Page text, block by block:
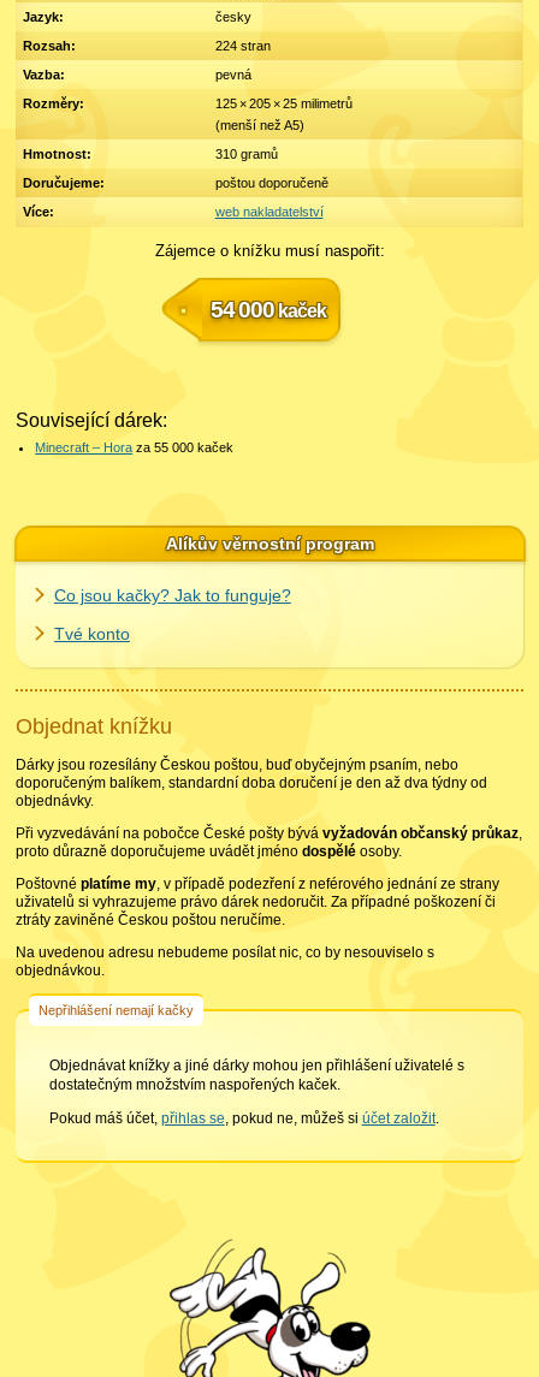
Jazyk:
česky
Rozsah:
224 stran
Vazba:
pevná
Rozměry:
125 × 205 × 25 milimetrů
(menší než A5)
Hmotnost:
310 gramů
Doručujeme:
poštou doporučeně
Více:
web nakladatelství
Zájemce o knížku musí naspořit:
54 000kaček
Související dárek:
Minecraft – Hora za 55 000 kaček
Alíkův věrnostní program
Co jsou kačky? Jak to funguje?
Tvé konto
Objednat knížku
Dárky jsou rozesílány Českou poštou, buď obyčejným psaním, nebo
doporučeným balíkem, standardní doba doručení je den až dva týdny od
objednávky.
Při vyzvedávání na pobočce České pošty bývávyžadován občanský průkaz,
proto důrazně doporučujeme uvádět jménodospělé osoby.
Poštovnéplatíme my, v případě podezření z neférového jednání ze strany
uživatelů si vyhrazujeme právo dárek nedoručit. Za případné poškození či
ztráty zaviněné Českou poštou neručíme.
Na uvedenou adresu nebudeme posílat nic, co by nesouviselo s
objednávkou.
Nepřihlášení nemají kačky
Objednávat knížky a jiné dárky mohou jen přihlášení uživatelé s
dostatečným množstvím naspořených kaček.
Pokud máš účet, přihlas se , pokud ne, můžeš si účet založit.